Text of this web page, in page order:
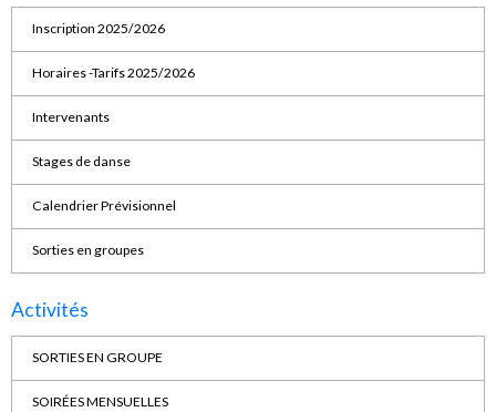
Inscription 2025/2026
Horaires -Tarifs 2025/2026
Intervenants
Stages de danse
Calendrier Prévisionnel
Sorties en groupes
Activités
SORTIES EN GROUPE
SOIRÉES MENSUELLES